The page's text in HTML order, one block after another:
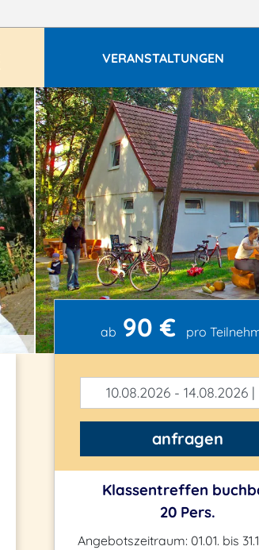
VERANSTALTUNGEN
ab 90 € pro
10.08.2026 - 14.08.2026 | 5
anfragen
Klassentreffen
20 Pers.
Angebotszeitraum: 01.01. bis